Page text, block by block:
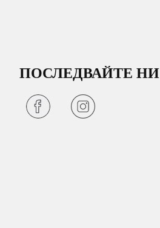
ПОСЛЕДВАЙТЕ НИ